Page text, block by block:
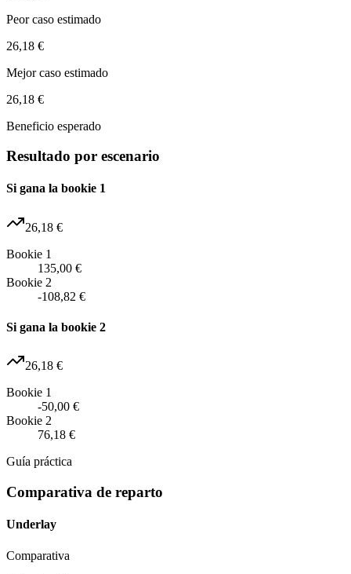
Peor caso estimado
26,18 €
Mejor caso estimado
26,18 €
Beneficio esperado
Resultado por escenario
Si gana la bookie 1
26,18 €
Bookie 1
135,00 €
Bookie 2
-108,82 €
Si gana la bookie 2
26,18 €
Bookie 1
-50,00 €
Bookie 2
76,18 €
Guía práctica
Comparativa de reparto
Underlay
Comparativa